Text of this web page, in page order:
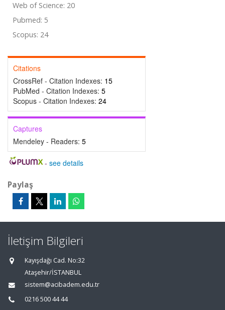
Web of Science: 20
Pubmed: 5
Scopus: 24
Citations
CrossRef - Citation Indexes: 15
PubMed - Citation Indexes: 5
Scopus - Citation Indexes: 24
Captures
Mendeley - Readers: 5
- see details
Paylaş
İletişim Bilgileri
Kayışdağı Cad. No:32
Ataşehir/İSTANBUL
sistem@acibadem.edu.tr
0216 500 44 44